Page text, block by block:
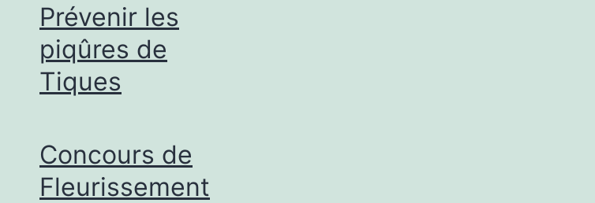
Prévenir les
piqûres de
Tiques
Concours de
Fleurissement